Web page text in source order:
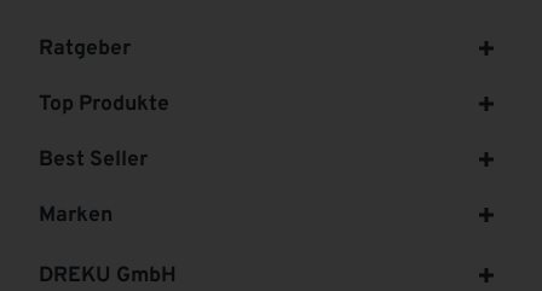
Ratgeber
Top Produkte
Best Seller
Marken
DREKU GmbH